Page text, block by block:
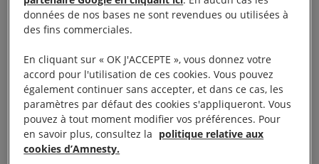
manifestants par la violence. Rien n’autorise les
forces de sécurité à déployer une force inutile et
actes sporadiques de violence.
Scènes de violences
données de nos bases ne sont revendues ou utilisées à
des fins commerciales.
En cliquant sur « OK J'ACCEPTE », vous donnez votre
accord pour l'utilisation de ces cookies. Vous pouvez
également continuer sans accepter, et dans ce cas, les
paramètres par défaut des cookies s'appliqueront. Vous
pouvez à tout moment modifier vos préférences. Pour
en savoir plus, consultez la politique relative aux
cookies d’Amnesty.